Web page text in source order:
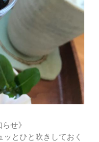
せ》
とひと吹きしておく